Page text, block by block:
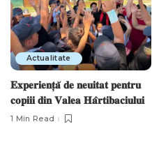
Actualitate
𝐄𝐱𝐩𝐞𝐫𝐢𝐞𝐧𝐭̦𝐚̆ 𝐝𝐞 𝐧𝐞𝐮𝐢𝐭𝐚𝐭 𝐩𝐞𝐧𝐭𝐫𝐮
𝐜𝐨𝐩𝐢𝐢𝐢 𝐝𝐢𝐧 𝐕𝐚𝐥𝐞𝐚 𝐇𝐚̂𝐫𝐭𝐢𝐛𝐚𝐜𝐢𝐮𝐥𝐮𝐢
1 Min Read